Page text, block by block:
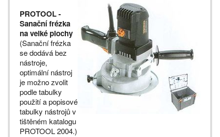
PROTOOL -
Sanační frézka
na velké plochy
(Sanační frézka
se dodává bez
nástroje,
optimální nástroj
je možno zvolit
podle tabulky
použití a popisové
tabulky nástrojů v
tištěném katalogu
PROTOOL 2004.)